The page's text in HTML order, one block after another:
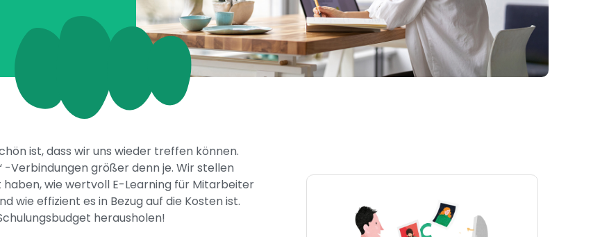
ist, dass wir uns wieder treffen können.
-Verbindungen größer denn je. Wir stellen
wie wertvoll E-Learning für Mitarbeiter
wie effizient es in Bezug auf die Kosten ist.
herausholen!